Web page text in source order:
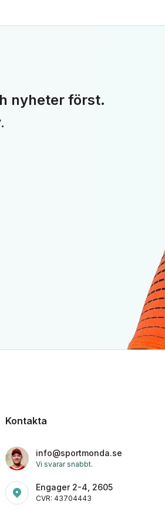
nyheter först.
Kontakta
info@sportmonda.se
Vi svarar snabbt.
Engager 2-4, 2605
CVR: 43704443